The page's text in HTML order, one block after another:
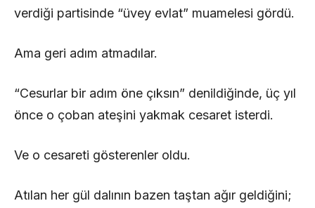
verdiği partisinde “üvey evlat” muamelesi gördü.
Ama geri adım atmadılar.
“Cesurlar bir adım öne çıksın” denildiğinde, üç yıl
önce o çoban ateşini yakmak cesaret isterdi.
Ve o cesareti gösterenler oldu.
Atılan her gül dalının bazen taştan ağır geldiğini;